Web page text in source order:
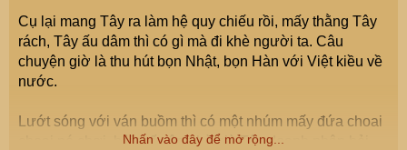
Cụ lại mang Tây ra làm hệ quy chiếu rồi, mấy thằng Tây
rách, Tây ấu dâm thì có gì mà đi khè người ta. Câu
chuyện giờ là thu hút bọn Nhật, bọn Hàn với Việt kiều về
nước.
Lướt sóng với ván buồm thì có một nhúm mấy đứa choai
choai nó chơi, hỏi mấy ông bà già Tây doanh nhân hỏi
Nhấn vào đây để mở rộng...